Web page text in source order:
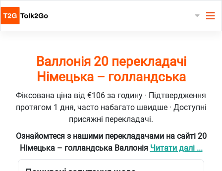
Валлонія 20 перекладачі
Німецька – голландська
Фіксована ціна від €106 за годину · Підтвердження
протягом 1 дня, часто набагато швидше · Доступні
присяжні перекладачі.
Ознайомтеся з нашими перекладачами на сайті 20
Німецька – голландська Валлонія Читати далі ...